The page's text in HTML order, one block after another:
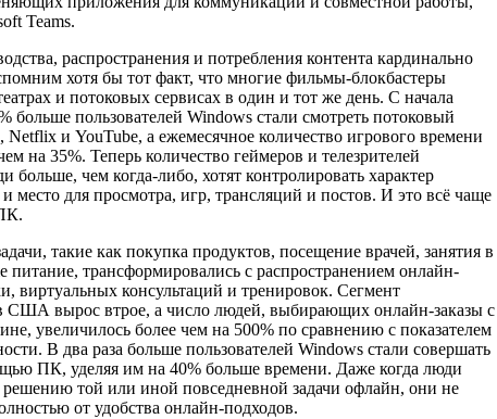
Teams.
распространения и потребления контента кардинально
хотя бы тот факт, что многие фильмы-блокбастеры
и потоковых сервисах в один и тот же день. С начала
больше пользователей Windows стали смотреть потоковый
Netflix и YouTube, а ежемесячное количество игрового времени
на 35%. Теперь количество геймеров и телезрителей
больше, чем когда-либо, хотят контролировать характер
и место для просмотра, игр, трансляций и постов. И это всё чаще
такие как покупка продуктов, посещение врачей, занятия в
питание, трансформировались с распространением онлайн-
виртуальных консультаций и тренировок. Сегмент
США вырос втрое, а число людей, выбирающих онлайн-заказы с
увеличилось более чем на 500% по сравнению с показателем
В два раза больше пользователей Windows стали совершать
ПК, уделяя им на 40% больше времени. Даже когда люди
решению той или иной повседневной задачи офлайн, они не
от удобства онлайн-подходов.